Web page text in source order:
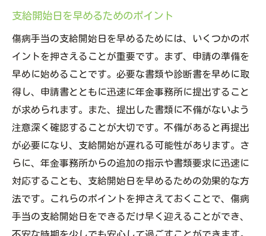
正しい申請方法を知るためのリソース
申請後のプロセスとフォローアップ
支給開始日を早めるためのポイント
傷病手当の支給開始日を早めるためには、いくつかのポ
イントを押さえることが重要です。まず、申請の準備を
早めに始めることです。必要な書類や診断書を早めに取
得し、申請書とともに迅速に年金事務所に提出すること
が求められます。また、提出した書類に不備がないよう
注意深く確認することが大切です。不備があると再提出
が必要になり、支給開始が遅れる可能性があります。さ
らに、年金事務所からの追加の指示や書類要求に迅速に
対応することも、支給開始日を早めるための効果的な方
法です。これらのポイントを押さえておくことで、傷病
手当の支給開始日をできるだけ早く迎えることができ、